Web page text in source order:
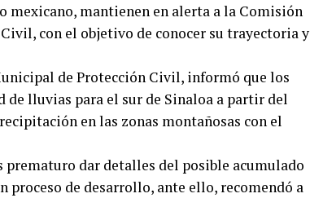
mexicano, mantienen en alerta a la Comisión
con el objetivo de conocer su trayectoria y
de Protección Civil, informó que los
lluvias para el sur de Sinaloa a partir del
en las zonas montañosas con el
dar detalles del posible acumulado
proceso de desarrollo, ante ello, recomendó a